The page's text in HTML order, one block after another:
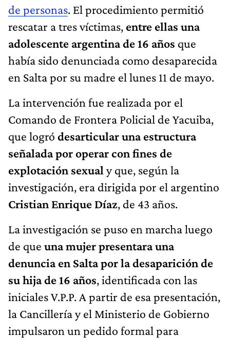
de personas. El procedimiento permitió
rescatar a tres víctimas, entre ellas una
adolescente argentina de 16 años que
había sido denunciada como desaparecida
en Salta por su madre el lunes 11 de mayo.
La intervención fue realizada por el
Comando de Frontera Policial de Yacuiba,
que logró desarticular una estructura
señalada por operar con fines de
explotación sexual y que, según la
investigación, era dirigida por el argentino
Cristian Enrique Díaz, de 43 años.
La investigación se puso en marcha luego
de que una mujer presentarauna
denuncia en Salta por la desaparición de
su hija de 16 años, identificada con las
iniciales V.P.P. A partir de esa presentación,
la Cancillería y el Ministerio de Gobierno
impulsaron un pedido formal para